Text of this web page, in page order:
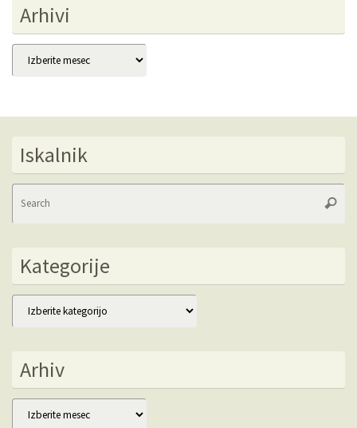
Arhivi
Arhivi
Iskalnik
Kategorije
Kategorije
Arhiv
Arhiv